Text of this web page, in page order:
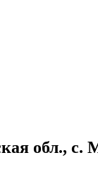
обл., с.